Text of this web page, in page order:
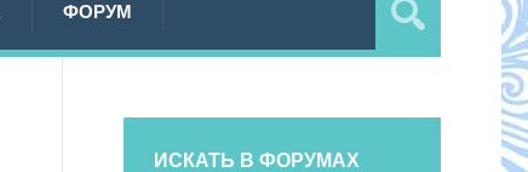
ФОРУМ
ИСКАТЬ В ФОРУМАХ